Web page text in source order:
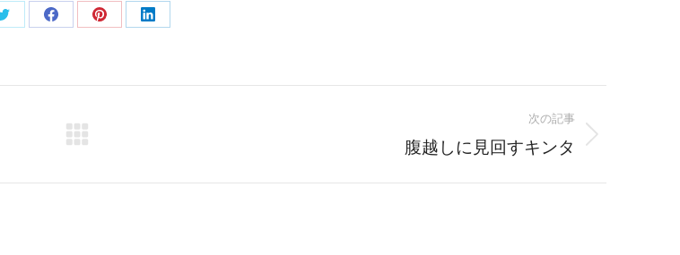
Share
Share
Share
Share
次の記事
腹越しに見回すキンタ